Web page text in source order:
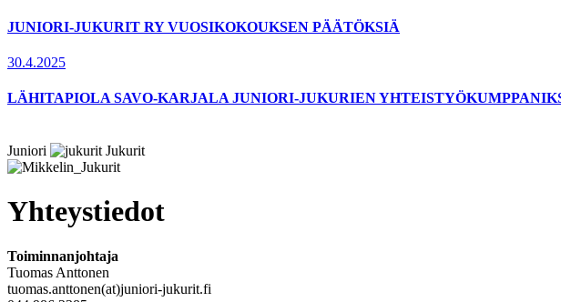
JUNIORI-JUKURIT RY VUOSIKOKOUKSEN PÄÄTÖKSIÄ
30.4.2025
LÄHITAPIOLA SAVO-KARJALA JUNIORI-JUKURIEN
Juniori Jukurit
Yhteystiedot
Toiminnanjohtaja
Tuomas Anttonen
tuomas.anttonen(at)juniori-jukurit.fi